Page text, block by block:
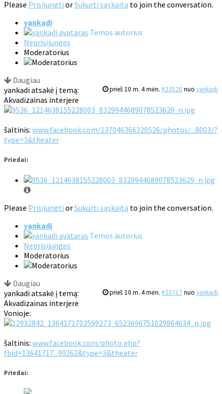
Please Prisijungti orSukurti sąskaitą to join the conversation.
yankadi
Temos autorius
Neprisijungęs
Moderatorius
Daugiau
prieš 10 m. 4 mėn. #23520 nuo yankadi
yankadi atsakė į temą:
Akvadizainas interjere
šaltinis: www.facebook.com/137046366320526/photos/...8003/?
type=3&theater
Priedai:
Please Prisijungti orSukurti sąskaitą to join the conversation.
yankadi
Temos autorius
Neprisijungęs
Moderatorius
Daugiau
prieš 10 m. 4 mėn. #23717 nuo yankadi
yankadi atsakė į temą:
Akvadizainas interjere
Vonioje:
šaltinis: www.facebook.com/photo.php?
fbid=13641717...90262&type=3&theater
Priedai: